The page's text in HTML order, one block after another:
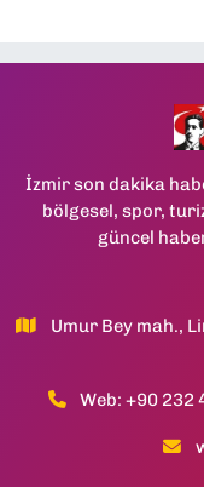
İzmir son dakika
bölgesel, spor,
güncel
Umur Bey mah.,
Web: +90 232